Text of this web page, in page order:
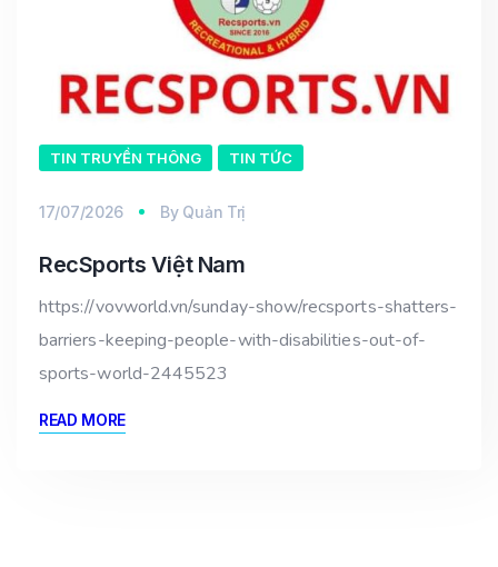
TIN TRUYỀN THÔNG TIN TỨC
17/07/2026 By Quản Trị
RecSports Việt Nam
https://vovworld.vn/sunday-show/recsports-shatters-
barriers-keeping-people-with-disabilities-out-of-
sports-world-2445523
READ MORE